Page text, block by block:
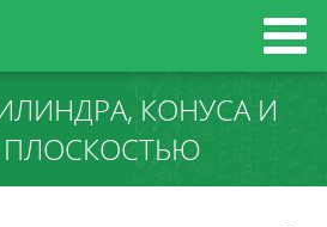
КОНУСА И